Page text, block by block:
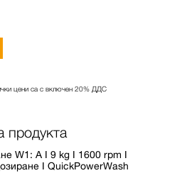
цени са с включен 20% ДДС
W1: A I 9 kg I 1600 rpm I
I QuickPowerWash